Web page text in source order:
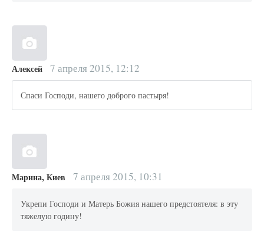
Алексей 7 апреля 2015, 12:12
Спаси Господи, нашего доброго пастыря!
Марина, Киев 7 апреля 2015, 10:31
Укрепи Господи и Матерь Божия нашего предстоятеля: в эту
тяжелую годину!